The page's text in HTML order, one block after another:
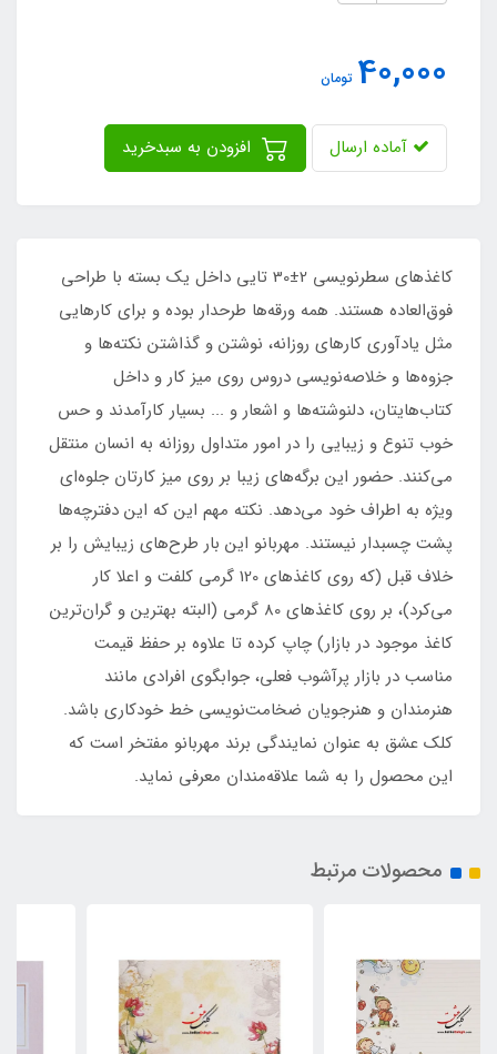
40,000 تومان
آماده ارسال
کاغذهای سطرنویسی 2±30 تایی داخل یک بسته با طراحی
فوق‌العاده هستند. همه ورقه‌ها طرحدار بوده و برای کارهایی
مثل یادآوری کارهای روزانه، نوشتن و گذاشتن نکته‌ها و
جزوه‌ها و خلاصه‌نویسی دروس روی میز کار و داخل
کتاب‌هایتان، دلنوشته‌ها و اشعار و ... بسیار کارآمدند و حس
خوب تنوع و زیبایی را در امور متداول روزانه به انسان منتقل
می‌کنند. حضور این برگه‌های زیبا بر روی میز کارتان جلوه‌ای
ویژه به اطراف خود می‌دهد. نکته مهم این که این دفترچه‌ها
پشت چسبدار نیستند. مهربانو این بار طرح‌های زیبایش را بر
خلاف قبل (که روی کاغذهای 120 گرمی کلفت و اعلا کار
می‌کرد)، بر روی کاغذهای 80 گرمی (البته بهترین و گران‌ترین
کاغذ موجود در بازار) چاپ کرده تا علاوه بر حفظ قیمت
مناسب در بازار پرآشوب فعلی، جوابگوی افرادی مانند
هنرمندان و هنرجویان ضخامت‌نویسی خط خودکاری باشد.
کلک عشق به عنوان نمایندگی برند مهربانو مفتخر است که
این محصول را به شما علاقه‌مندان معرفی نماید.
محصولات مرتبط